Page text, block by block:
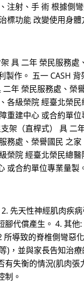
注射、手 術 根據側
標功能 改變使用身
具 二年 榮民服務
製作。 五一 CASH
二年 榮民服務處、榮
各級榮院 經臺北榮
重建中心 或合約單
架（直桿式） 具 二
服務處、榮譽國民 之
榮院 經臺北榮民總
或合約單位專業量製
先天性神經肌肉疾
腳代償產生。 4. 其
所導致的脊椎側彎
)，並與家長告知治
有失衡的情況(肌肉
制。